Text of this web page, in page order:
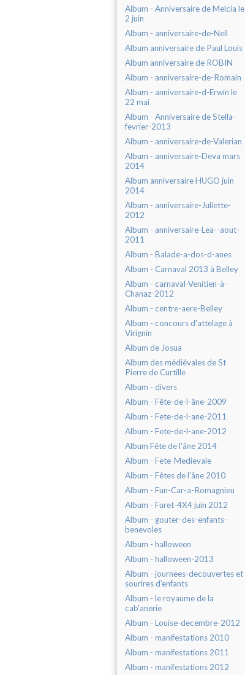
Album - Anniversaire de Melcia le
2 juin
Album - anniversaire-de-Neil
Album anniversaire de Paul Louis
Album anniversaire de ROBIN
Album - anniversaire-de-Romain
Album - anniversaire-d-Erwin le
22 mai
Album - Anniversaire de Stella-
fevrier-2013
Album - anniversaire-de-Valerian
Album - anniversaire-Deva mars
2014
Album anniversaire HUGO juin
2014
Album - anniversaire-Juliette-
2012
Album - anniversaire-Lea--aout-
2011
Album - Balade-a-dos-d-anes
Album - Carnaval 2013 à Belley
Album - carnaval-Venitien-à-
Chanaz-2012
Album - centre-aere-Belley
Album - concours d'attelage à
Virignin
Album de Josua
Album des médiévales de St
Pierre de Curtille
Album - divers
Album - Fête-de-l-âne-2009
Album - Fete-de-l-ane-2011
Album - Fete-de-l-ane-2012
Album Fête de l'âne 2014
Album - Fete-Medievale
Album - Fêtes de l'âne 2010
Album - Fun-Car-a-Romagnieu
Album - Furet-4X4 juin 2012
Album - gouter-des-enfants-
benevoles
Album - halloween
Album - halloween-2013
Album - journees-decouvertes et
sourires d'enfants
Album - le royaume de la
cab'anerie
Album - Louise-decembre-2012
Album - manifestations 2010
Album - manifestations 2011
Album - manifestations 2012